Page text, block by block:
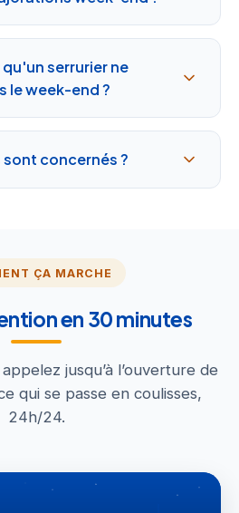
serrurier ne
le week-end ?
concernés ?
ÇA MARCHE
en 30 minutes
jusqu’à l’ouverture de
qui se passe en coulisses,
24h/24.